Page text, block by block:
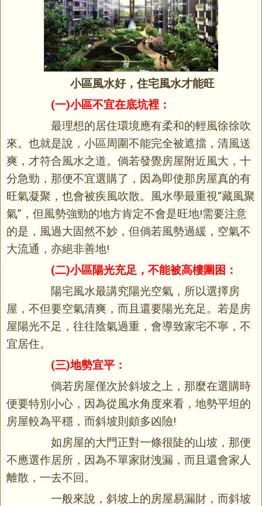
小區風水好，住宅風水才能旺
(一)小區不宜在底坑裡：
最理想的居住環境應有柔和的輕風徐徐吹
來。也就是說，小區周圍不能完全被遮擋，清風送
爽，才符合風水之道。倘若發覺房屋附近風大，十
分急勁，那便不宜選購了，因為即使那房屋真的有
旺氣凝聚，也會被疾風吹散。風水學最重視“藏風聚
氣”，但風勢強勁的地方肯定不會是旺地!需要注意
的是，風過大固然不妙，但倘若風勢過緩，空氣不
大流通，亦絕非善地!
(二)小區陽光充足，不能被高樓圍困：
陽宅風水最講究陽光空氣，所以選擇房
屋，不但要空氣清爽，而且還要陽光充足。若是房
屋陽光不足，往往陰氣過重，會導致家宅不寧，不
宜居住。
(三)地勢宜平：
倘若房屋僅次於斜坡之上，那麼在選購時
便要特別小心，因為從風水角度來看，地勢平坦的
房屋較為平穩，而斜坡則頗多凶險!
如房屋的大門正對一條很陡的山坡，那便
不應選作居所，因為不單家財洩漏，而且還會家人
離散，一去不回。
一般來說，斜坡上的房屋易漏財，而斜坡